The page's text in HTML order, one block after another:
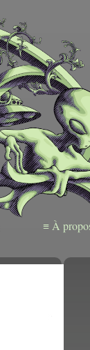
≡ À